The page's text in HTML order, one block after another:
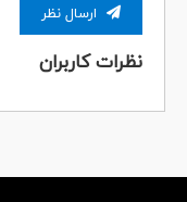
ارسال نظر
نظرات کاربران